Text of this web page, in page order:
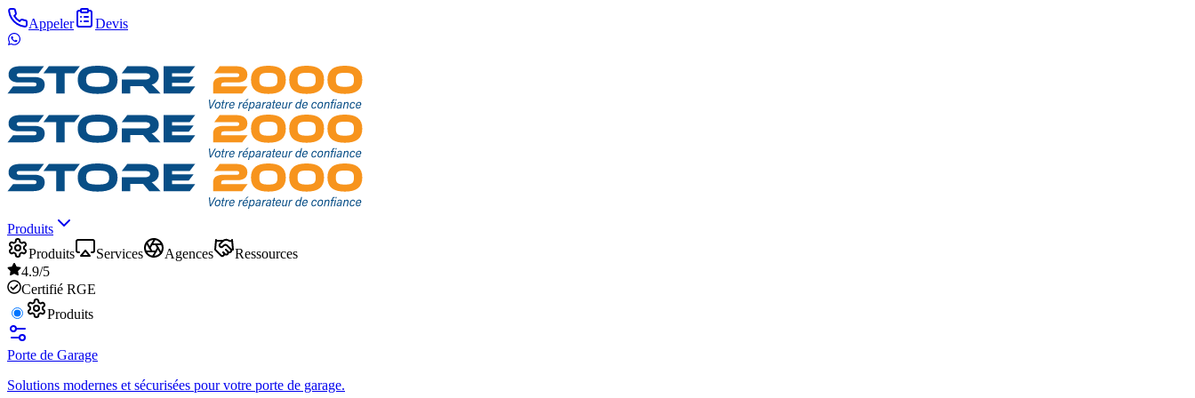
Appeler Devis
Produits
Produits
Services Agences
Ressources
4.9/5
Certifié RGE
Produits
Porte de Garage
Solutions modernes et sécurisées pour votre porte de garage.